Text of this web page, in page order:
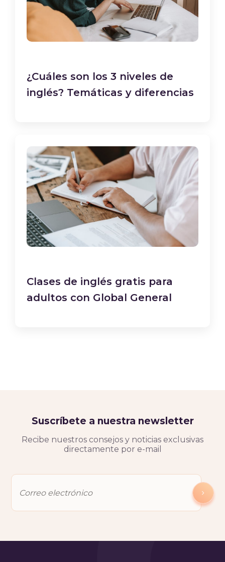
¿Cuáles son los 3 niveles de
inglés? Temáticas y diferencias
Clases de inglés gratis para
adultos con Global General
Suscríbete a nuestra newsletter
Recibe nuestros consejos y noticias exclusivas
directamente por e-mail